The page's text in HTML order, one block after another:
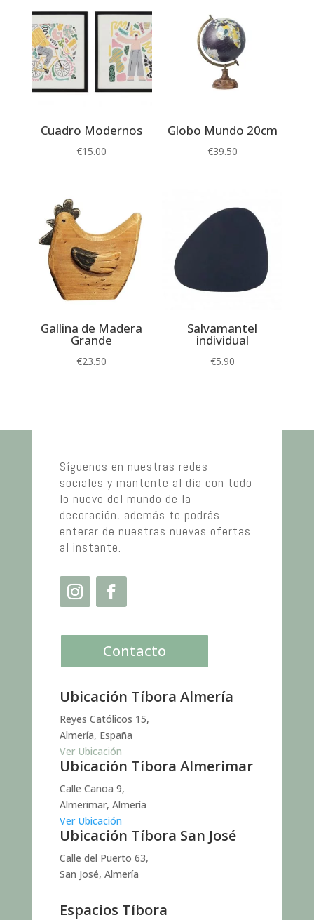
Cuadro Modernos
€15.00
Globo Mundo 20cm
€39.50
Gallina de Madera
Grande
€23.50
Salvamantel
individual
€5.90
Síguenos en nuestras redes
sociales y mantente al día con todo
lo nuevo del mundo de la
decoración, además te podrás
enterar de nuestras nuevas ofertas
al instante.
Contacto
Ubicación Tíbora Almería
Reyes Católicos 15,
Almería, España
Ver Ubicación
Ubicación Tíbora Almerimar
Calle Canoa 9,
Almerimar, Almería
Ver Ubicación
Ubicación Tíbora San José
Calle del Puerto 63,
San José, Almería
Espacios Tíbora